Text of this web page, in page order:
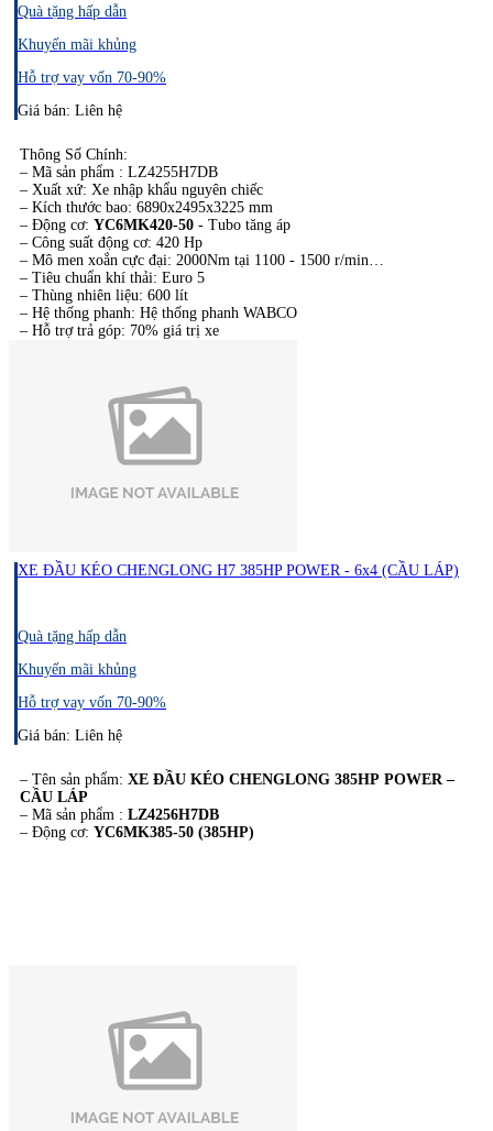
Quà tặng hấp dẫn
Khuyến mãi khủng
Hỗ trợ vay vốn 70-90%
Giá bán: Liên hệ
Thông Số Chính:​
– Mã sản phẩm : LZ4255H7DB
– Xuất xứ: Xe nhập khẩu nguyên chiếc
– Kích thước bao: 6890x2495x3225 mm
– Động cơ: YC6MK420-50​ - Tubo tăng áp
– Công suất động cơ: 420 Hp
– Mô men xoắn cực đại: 2000Nm tại 1100 - 1500 r/min
– Tiêu chuẩn khí thải: Euro 5
– Thùng nhiên liệu: 600 lít
– Hệ thống phanh: Hệ thống phanh WABCO
– Hỗ trợ trả góp: 70% giá trị xe
XE ĐẦU KÉO CHENGLONG H7 385HP POWER - 6x4 (CẦU LÁP)
Quà tặng hấp dẫn
Khuyến mãi khủng
Hỗ trợ vay vốn 70-90%
Giá bán: Liên hệ
– Tên sản phẩm: XE ĐẦU KÉO CHENGLONG 385HP POWER –
CẦU LÁP
– Mã sản phẩm : LZ4256H7DB
– Động cơ: YC6MK385-50 (385HP)